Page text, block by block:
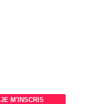
JE M'INSCRIS